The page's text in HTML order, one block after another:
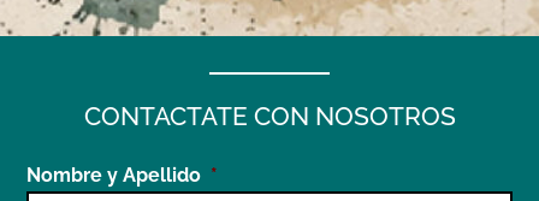
CONTACTATE CON NOSOTROS
Nombre y Apellido *